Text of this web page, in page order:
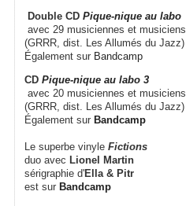
Double CD Pique-nique au labo
avec 29 musiciennes et musiciens
(GRRR, dist. Les Allumés du Jazz)
Également sur Bandcamp
CD Pique-nique au labo 3
avec 20 musiciennes et musiciens
(GRRR, dist. Les Allumés du Jazz)
Également sur Bandcamp
Le superbe vinyle Fictions
duo avec Lionel Martin
sérigraphie d'Ella & Pitr
est sur Bandcamp